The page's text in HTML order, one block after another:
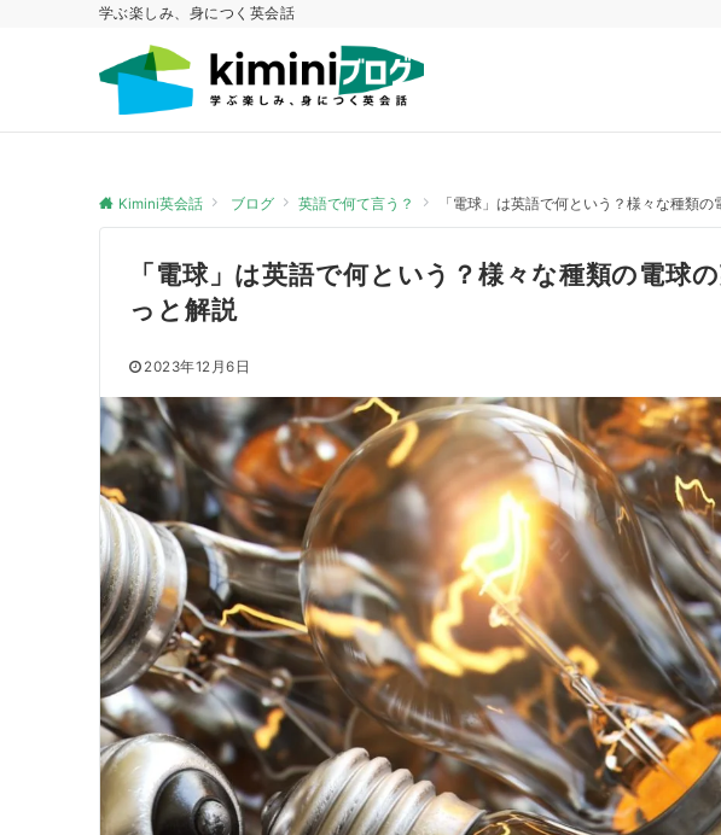
学ぶ楽しみ、身につく英会話
Kimini英会話 ブログ 英語で何て言う？ 「電球」は英語で何という？様々な種類
「電球」は英語で何という？様々な種類の電球
っと解説
2023年12月6日